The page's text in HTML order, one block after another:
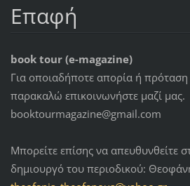
Επαφή
book tour (e-magazine)
Για οποιαδήποτε απορία ή πρόταση
παρακαλώ επικοινωνήστε μαζί μας.
booktourmagazine@gmail.com
Μπορείτε επίσης να απευθυνθείτε
δημιουργό του περιοδικού: